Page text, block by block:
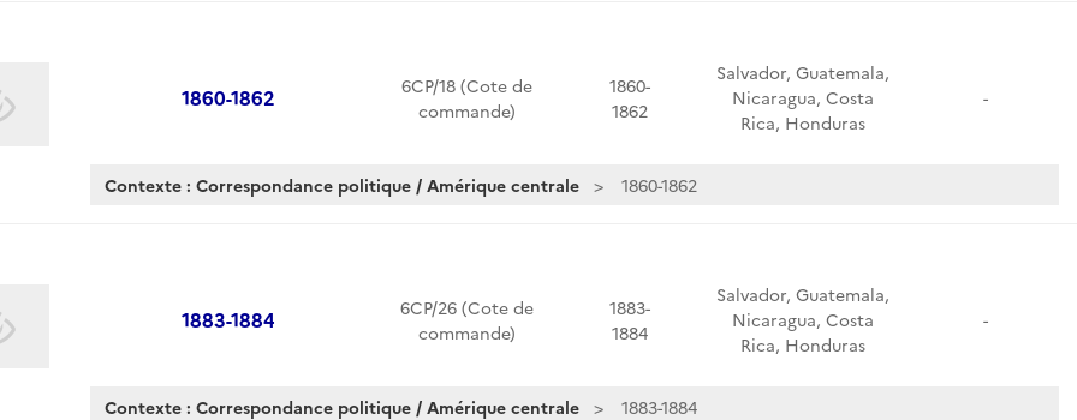
1860-1862
6CP/18 (Cote de
commande)
1860-
1862
Salvador, Guatemala,
Nicaragua, Costa
Rica, Honduras
-
Contexte : Correspondance politique / Amérique centrale 1860-1862
1883-1884
6CP/26 (Cote de
commande)
1883-
1884
Salvador, Guatemala,
Nicaragua, Costa
Rica, Honduras
-
Contexte : Correspondance politique / Amérique centrale 1883-1884